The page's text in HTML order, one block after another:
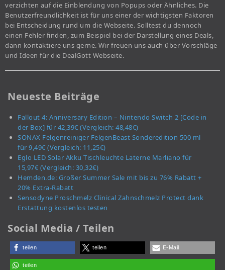
verzichten auf die Einblendung von Popups oder Ähnliches. Die
Benutzerfreundlichkeit ist für uns einer der wichtigsten Faktoren
bei Entscheidung rund um die Webseite. Solltest du dennoch
einen Fehler finden, zum Beispiel bei der Darstellung eines Deals,
dann kontaktiere uns gerne. Wir freuen uns auch über Vorschläge
und Ideen für die DealGott Webseite.
Neueste Beiträge
Fallout 4: Anniversary Edition – Nintendo Switch 2 [Code in
der Box] für 42,39€ (Vergleich: 48,48€)
SONAX Felgenreiniger FelgenBeast Sonderedition 500 ml
für 9,49€ (Vergleich: 11,25€)
Eglo LED Solar Akku Tischleuchte Laterne Marliano für
15,97€ (Vergleich: 30,32€)
Hemden.de: Großer Summer Sale mit bis zu 76% Rabatt +
20% Extra-Rabatt
Sensodyne Proschmelz Clinical Zahnschmelz Protect dank
Erstattung kostenlos testen
Social Media / Teilen
teilen teilen E-Mail
teilen